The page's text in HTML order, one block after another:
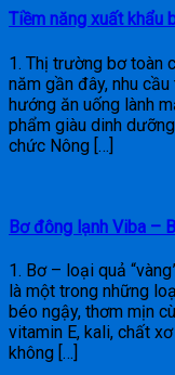
Tiềm năng xuất khẩu
1. Thị trường bơ toàn
năm gần đây, nhu
hướng ăn uống lành
phẩm giàu dinh
chức Nông […]
Bơ đông lạnh Viba –
1. Bơ – loại quả
là một trong những
béo ngậy, thơm mịn
vitamin E, kali, chất
không […]